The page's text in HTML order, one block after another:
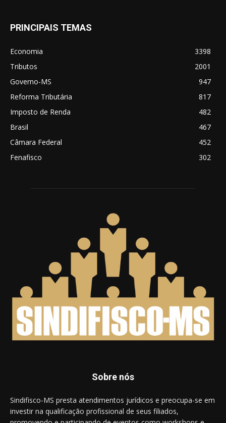
PRINCIPAIS TEMAS
Economia
3398
Tributos
2001
Governo-MS
947
Reforma Tributária
817
Imposto de Renda
482
Brasil
467
Câmara Federal
452
Fenafisco
302
Sobre nós
Sindifisco-MS presta atendimentos jurídicos e preocupa-se em
investir na qualificação profissional de seus filiados,